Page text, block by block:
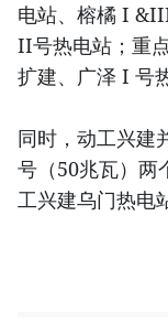
电站、榕橘 I
II号热电站；重
扩建、广泽 I 号
同时，动工兴建
号（50兆瓦）两
工兴建乌门热电